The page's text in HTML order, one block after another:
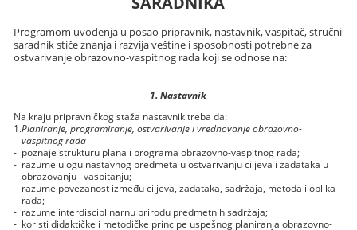
Programom uvođenja u posao pripravnik, nastavnik, vaspitač, stručni
saradnik stiče znanja i razvija veštine i sposobnosti potrebne za
ostvarivanje obrazovno-vaspitnog rada koji se odnose na:
1. Nastavnik
Na kraju pripravničkog staža nastavnik treba da:
1.Planiranje, programiranje, ostvarivanje i vrednovanje obrazovno-
vaspitnog rada
- poznaje strukturu plana i programa obrazovno-vaspitnog rada;
- razume ulogu nastavnog predmeta u ostvarivanju ciljeva i zadataka u
obrazovanju i vaspitanju;
- razume povezanost između ciljeva, zadataka, sadržaja, metoda i oblika
rada;
- razume interdisciplinarnu prirodu predmetnih sadržaja;
- koristi didaktičke i metodičke principe uspešnog planiranja obrazovno-